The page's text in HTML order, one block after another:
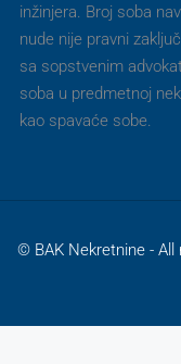
inžinjera. Broj soba
nude nije pravni
sa sopstvenim
soba u predmetnoj
kao spavaće sobe.
© BAK Nekretnine -